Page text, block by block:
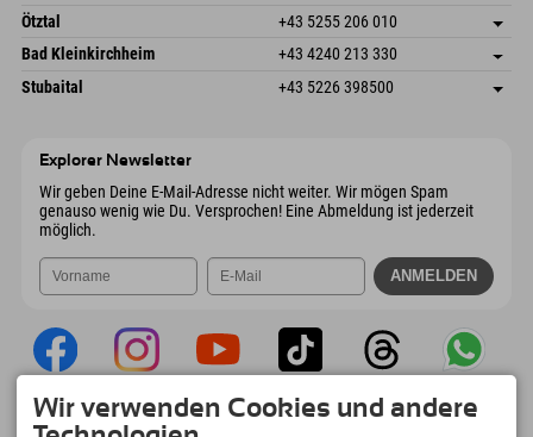
Österreich
Buchen
Freizeitpark 10
4573 Hinterstoder
Österreich
Adresse speichern
Anreiseinfos
Buchen
Ötztal +43 5255 206 010
Gscheat 14
Österreich
Adresse speichern
Buchen
Bad Kleinkirchheim +43 4240 213 330
Dorfstraße 24
9546 Bad Kleinkirchheim
Adresse speichern
Anreiseinfos
Stubaital +43 5226 398500
Explorer Newsletter
Wir geben Deine E-Mail-Adresse nicht weiter. Wir mögen Spam
genauso wenig wie Du. Versprochen! Eine Abmeldung ist jederzeit
möglich.
Explorer App
Wir verwenden Cookies und andere